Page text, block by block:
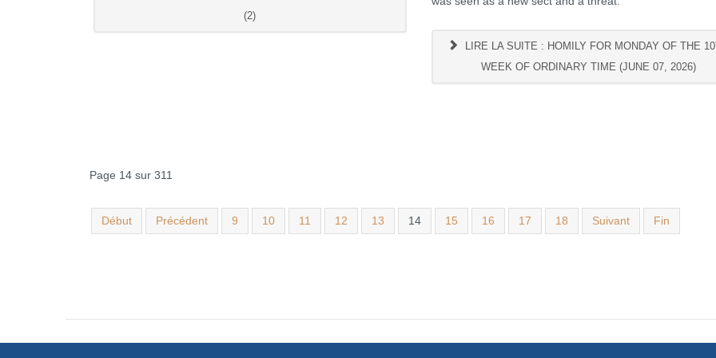
(2)
LIRE LA SUITE : HOMILY FOR MONDAY OF THE
WEEK OF ORDINARY TIME (JUNE 07, 2026)
Page 14 sur 311
Début Précédent 9 10 11 12 13 14 15 16 17 18 Suivant Fin